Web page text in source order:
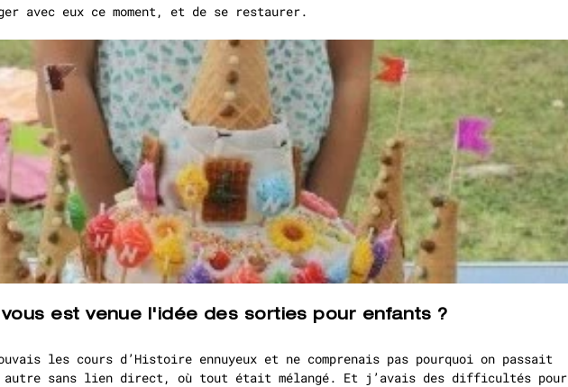
avec eux ce moment, et de se restaurer.
est venue l'idée des sorties pour enfants ?
les cours d’Histoire ennuyeux et ne comprenais pas pourquoi on passait
autre sans lien direct, où tout était mélangé. Et j’avais des difficultés pour